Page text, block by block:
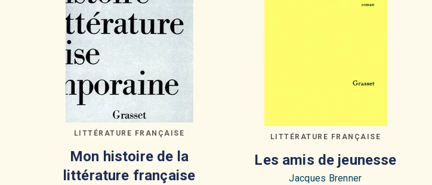
LITTÉRATURE FRANÇAISE
Mon histoire de la
littérature française
LITTÉRATURE FRANÇAISE
Les amis de jeunesse
Jacques Brenner